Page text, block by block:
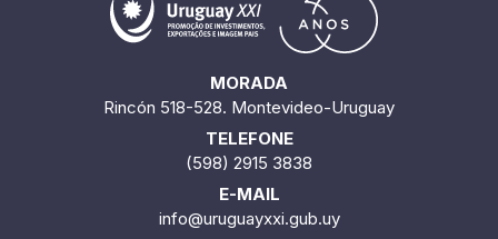
MORADA
Rincón 518-528. Montevideo-Uruguay
TELEFONE
(598) 2915 3838
E-MAIL
info@uruguayxxi.gub.uy